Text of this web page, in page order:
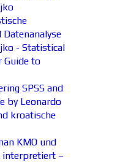
Datenanalyse
- Statistical
Guide to
SPSS and
by Leonardo
kroatische
KMO und
–